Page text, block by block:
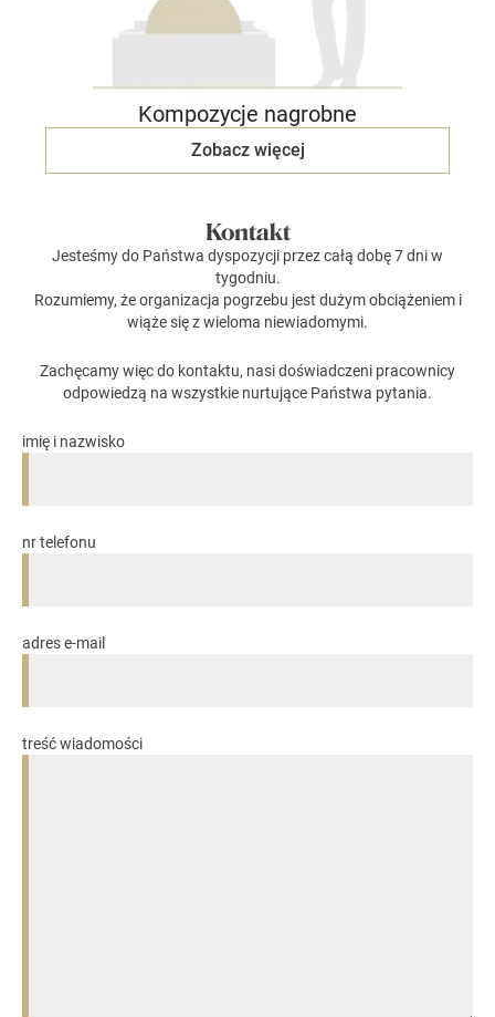
Kompozycje nagrobne
Zobacz więcej
Kontakt
Jesteśmy do Państwa dyspozycji przez całą dobę 7 dni w
tygodniu.
Rozumiemy, że organizacja pogrzebu jest dużym obciążeniem i
wiąże się z wieloma niewiadomymi.
Zachęcamy więc do kontaktu, nasi doświadczeni pracownicy
odpowiedzą na wszystkie nurtujące Państwa pytania.
imię i nazwisko
nr telefonu
adres e-mail
treść wiadomości